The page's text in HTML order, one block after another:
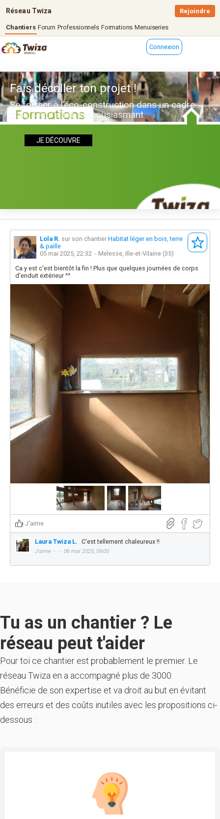
Réseau Twiza
Chantiers Forum Professionnels Formations Menuiseries
Rejoindre
Connexion
Fais décoller ton projet !
Se former à l’éco-construction dans un cadre
clair, sécurisant, enthousiasmant
JE DÉCOUVRE
Lola R. sur son chantier Habitat léger en bois, terre
& paille
05 mai 2025, 22:32 - Melesse, Ille-et-Vilaine (35)
Ca y est c'est bientôt la fin ! Plus que quelques journées de corps
d'enduit extérieur ^^
J'aime
Laura Twiza L. C'est tellement chaleureux !!
J'aime 06 mai 2025, 09:00
Tu as un chantier ? Le
réseau peut t'aider
Pour toi ce chantier est probablement le premier. Le
réseau Twiza en a accompagné plus de 3000.
Bénéficie de son expertise et va droit au but en évitant
des erreurs et des coûts inutiles avec les propositions ci-
dessous :